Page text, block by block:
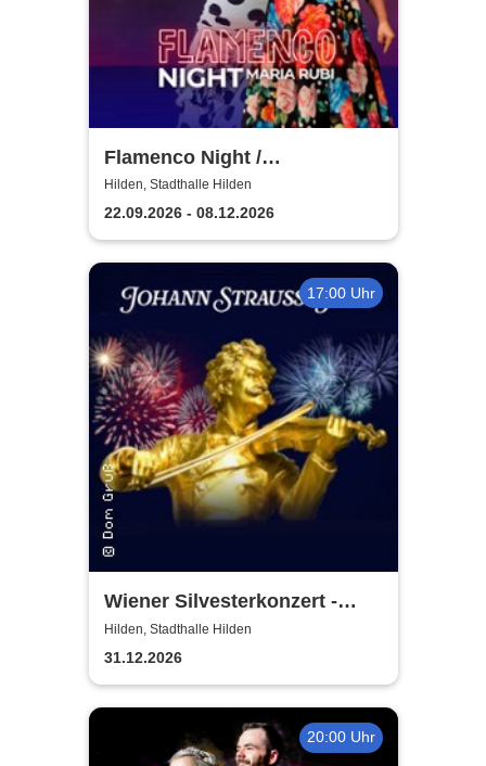
Flamenco Night /
Flamencomanía Tour 26/27 -
Deutschlands größte
Flamenco-Tournee
Hilden, Stadthalle Hilden
22.09.2026 - 08.12.2026
17:00 Uhr
Wiener Silvesterkonzert -
Wiener Neujahrskonzert
Hilden, Stadthalle Hilden
31.12.2026
20:00 Uhr